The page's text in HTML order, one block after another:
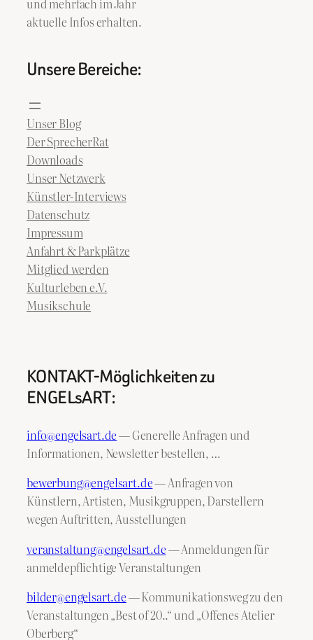
aktuelle Infos erhalten.
Unsere Bereiche:
Unser Blog
Der SprecherRat
Downloads
Unser Netzwerk
Künstler-Interviews
Datenschutz
Impressum
Anfahrt & Parkplätze
Mitglied werden
Kulturleben e.V.
Musikschule
KONTAKT-Möglichkeiten zu
ENGELsART:
info@engelsart.de— Generelle Anfragen und
Informationen, Newsletter bestellen, …
bewerbung@engelsart.de— Anfragen von
Künstlern, Artisten, Musikgruppen, Darstellern
wegen Auftritten, Ausstellungen
veranstaltung@engelsart.de— Anmeldungen für
anmeldepflichtige Veranstaltungen
bilder@engelsart.de— Kommunikationsweg zu den
Veranstaltungen „Best of 20..“ und „Offenes Atelier
Oberberg“